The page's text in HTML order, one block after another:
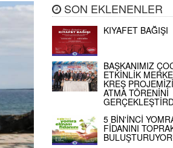
SON EKLENENLER
KIYAFET BAĞIŞI
BAŞKANIMIZ
ETKİNLİK
KREŞ
ATMA TÖRENİNİ
5 BİN'İNCİ
FİDANINI